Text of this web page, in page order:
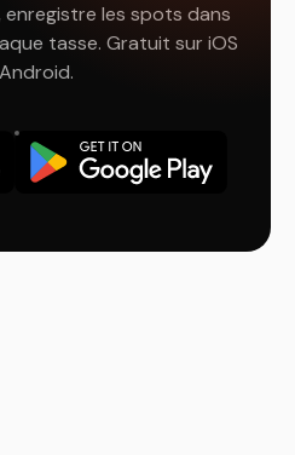
enregistre les spots dans
tasse. Gratuit sur iOS